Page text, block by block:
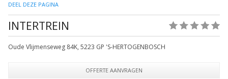
DEEL DEZE PAGINA
INTERTREIN
Oude Vlijmenseweg 84K, 5223 GP 'S-HERTOGENBOSCH
OFFERTE AANVRAGEN